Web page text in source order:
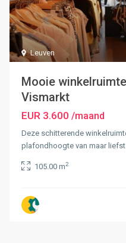
Leuven
Mooie
Vismarkt
EUR 3.600/maand
Deze schitterende
plafondhoogte van maar liefst
105.00 m2